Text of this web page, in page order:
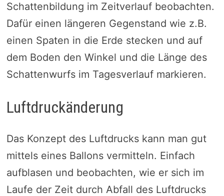
Schattenbildung im Zeitverlauf beobachten.
Dafür einen längeren Gegenstand wie z.B.
einen Spaten in die Erde stecken und auf
dem Boden den Winkel und die Länge des
Schattenwurfs im Tagesverlauf markieren.
Luftdruckänderung
Das Konzept des Luftdrucks kann man gut
mittels eines Ballons vermitteln. Einfach
aufblasen und beobachten, wie er sich im
Laufe der Zeit durch Abfall des Luftdrucks